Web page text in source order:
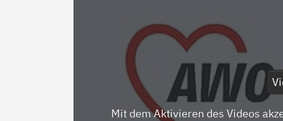
Mit dem Aktivieren des Videos